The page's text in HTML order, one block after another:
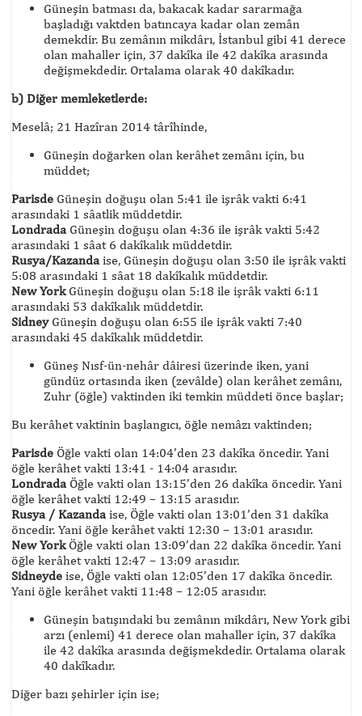
Güneşin batması da, bakacak kadar sararmağa
başladığı vaktden batıncaya kadar olan zemân
demekdir. Bu zemânın mikdârı, İstanbul gibi 41 derece
olan mahaller için, 37 dakîka ile 42 dakîka arasında
değişmekdedir. Ortalama olarak 40 dakîkadır.
b) Diğer memleketlerde:
Meselâ; 21 Hazîran 2014 târîhinde,
Güneşin doğarken olan kerâhet zemânı için, bu
müddet;
Parisde Güneşin doğuşu olan 5:41 ile işrâk vakti 6:41
arasındaki 1 sâatlik müddetdir.
Londrada Güneşin doğuşu olan 4:36 ile işrâk vakti 5:42
arasındaki 1 sâat 6 dakîkalık müddetdir.
Rusya/Kazanda ise, Güneşin doğuşu olan 3:50 ile işrâk vakti
5:08 arasındaki 1 sâat 18 dakîkalık müddetdir.
New YorkGüneşin doğuşu olan 5:18 ile işrâk vakti 6:11
arasındaki 53 dakîkalık müddetdir.
SidneyGüneşin doğuşu olan 6:55 ile işrâk vakti 7:40
arasındaki 45 dakîkalık müddetdir.
Güneş Nısf-ün-nehâr dâiresi üzerinde iken, yani
gündüz ortasında iken (zevâlde) olan kerâhet zemânı,
Zuhr (öğle) vaktinden iki temkin müddeti önce başlar;
Bu kerâhet vaktinin başlangıcı, öğle nemâzı vaktinden;
Parisde Öğle vakti olan 14:04’den 23 dakîka öncedir. Yani
öğle kerâhet vakti 13:41 - 14:04 arasıdır.
Londrada Öğle vakti olan 13:15’den 26 dakîka öncedir. Yani
öğle kerâhet vakti 12:49 – 13:15 arasıdır.
Rusya / Kazanda ise, Öğle vakti olan 13:01’den 31 dakîka
öncedir. Yani öğle kerâhet vakti 12:30 – 13:01 arasıdır.
New YorkÖğle vakti olan 13:09’dan 22 dakîka öncedir. Yani
öğle kerâhet vakti 12:47 – 13:09 arasıdır.
Sidneyde ise, Öğle vakti olan 12:05’den 17 dakîka öncedir.
Yani öğle kerâhet vakti 11:48 – 12:05 arasıdır.
Güneşin batışındaki bu zemânın mikdârı, New York gibi
arzı (enlemi) 41 derece olan mahaller için, 37 dakîka
ile 42 dakîka arasında değişmekdedir. Ortalama olarak
40 dakîkadır.
Diğer bazı şehirler için ise;